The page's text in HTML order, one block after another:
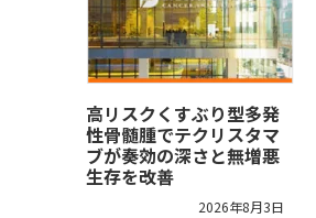
高リスクくすぶり型多発
性骨髄腫でテクリスタマ
ブが奏効の深さと無増悪
生存を改善
2026年8月3日